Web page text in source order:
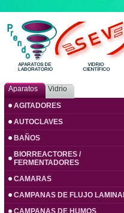
Aparatos
Vidrio
AGITADORES
AUTOCLAVES
BAÑOS
BIORREACTORES /
FERMENTADORES
CAMARAS
CAMPANAS DE FLUJO
CAMPANAS DE HUMOS